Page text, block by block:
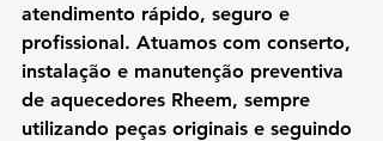
atendimento rápido, seguro e
profissional. Atuamos com conserto,
instalação e manutenção preventiva
de aquecedores Rheem, sempre
utilizando peças originais e seguindo